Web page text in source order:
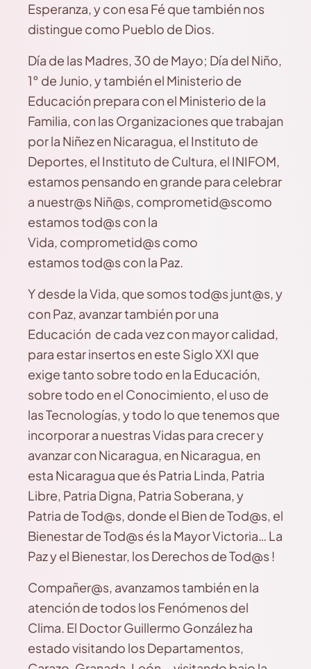
Esperanza, y con esa Fé que también nos
distingue como Pueblo de Dios.
Día de las Madres, 30 de Mayo; Día del Niño,
1° de Junio, y también el Ministerio de
Educación prepara con el Ministerio de la
Familia, con las Organizaciones que trabajan
por la Niñez en Nicaragua, el Instituto de
Deportes, el Instituto de Cultura, el INIFOM,
estamos pensando en grande para celebrar
a nuestr@s Niñ@s, comprometid@scomo
estamos tod@s con la
Vida, comprometid@s como
estamos tod@s con la Paz.
Y desde la Vida, que somos tod@s junt@s, y
con Paz, avanzar también por una
Educación de cada vez con mayor calidad,
para estar insertos en este Siglo XXI que
exige tanto sobre todo en la Educación,
sobre todo en el Conocimiento, el uso de
las Tecnologías, y todo lo que tenemos que
incorporar a nuestras Vidas para crecer y
avanzar con Nicaragua, en Nicaragua, en
esta Nicaragua que és Patria Linda, Patria
Libre, Patria Digna, Patria Soberana, y
Patria de Tod@s, donde el Bien de Tod@s, el
Bienestar de Tod@s és la Mayor Victoria… La
Paz y el Bienestar, los Derechos de Tod@s !
Compañer@s, avanzamos también en la
atención de todos los Fenómenos del
Clima. El Doctor Guillermo González ha
estado visitando los Departamentos,